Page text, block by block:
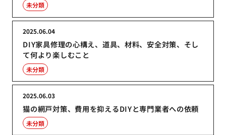
未分類
DIY家具修理の心構え、道具、材料、安全対策、そし
て何より楽しむこと
2025.06.04
未分類
猫の網戸対策、費用を抑えるDIYと専門業者への依頼
2025.06.03
未分類